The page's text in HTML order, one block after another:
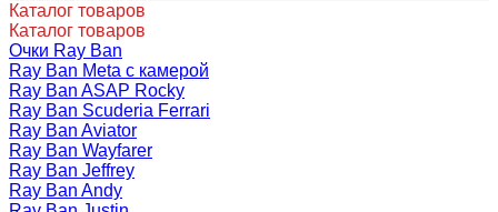
Каталог товаров
Каталог товаров
Очки Ray Ban
Ray Ban Meta с камерой
Ray Ban ASAP Rocky
Ray Ban Scuderia Ferrari
Ray Ban Aviator
Ray Ban Wayfarer
Ray Ban Jeffrey
Ray Ban Andy